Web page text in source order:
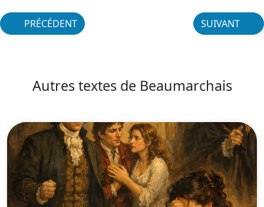
PRÉCÉDENT SUIVANT
Autres textes de Beaumarchais